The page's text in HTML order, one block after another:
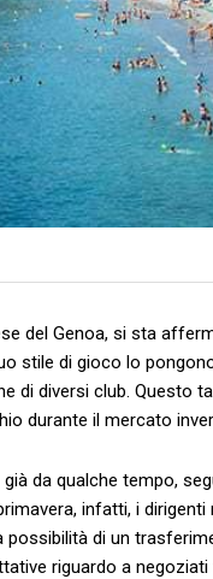
del Genoa, ⁢si sta
stile di gioco​ lo
di diversi club. Questo
durante ⁣il mercato
da qualche tempo,
infatti, i
di un
riguardo a